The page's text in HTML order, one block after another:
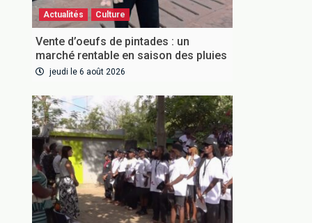
Actualités Culture
Vente d’oeufs de pintades : un
marché rentable en saison des pluies
jeudi le 6 août 2026